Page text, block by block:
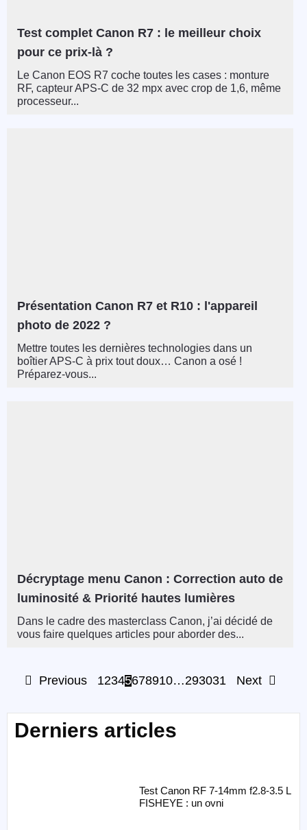
Test complet Canon R7 : le meilleur choix
pour ce prix-là ?
Le Canon EOS R7 coche toutes les cases : monture
RF, capteur APS-C de 32 mpx avec crop de 1,6, même
processeur...
Présentation Canon R7 et R10 : l'appareil
photo de 2022 ?
Mettre toutes les dernières technologies dans un
boîtier APS-C à prix tout doux… Canon a osé !
Préparez-vous...
Décryptage menu Canon : Correction auto de
luminosité & Priorité hautes lumières
Dans le cadre des masterclass Canon, j’ai décidé de
vous faire quelques articles pour aborder des...
Previous 12345678910…293031 Next
Derniers articles
Test Canon RF 7-14mm f2.8-3.5 L
FISHEYE : un ovni